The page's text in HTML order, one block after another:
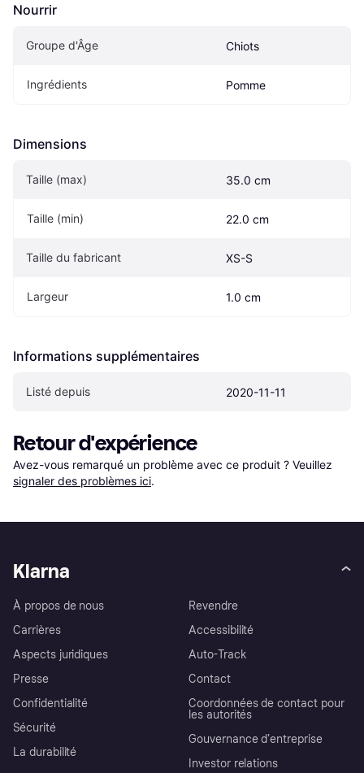
Nourrir
Groupe d'Âge Chiots
Ingrédients Pomme
Dimensions
Taille (max) 35.0 cm
Taille (min) 22.0 cm
Taille du fabricant XS-S
Largeur 1.0 cm
Informations supplémentaires
Listé depuis 2020-11-11
Retour d'expérience
Avez-vous remarqué un problème avec ce produit ? Veuillez
signaler des problèmes ici.
Klarna
À propos de nous
Carrières
Aspects juridiques
Presse
Confidentialité
Sécurité
La durabilité
Revendre
Accessibilité
Auto-Track
Contact
Coordonnées de contact pour
les autorités
Gouvernance d’entreprise
Investor relations